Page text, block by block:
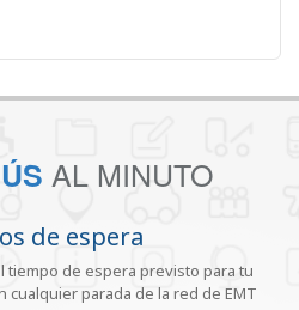
AL MINUTO
de espera
tiempo de espera previsto para tu
cualquier parada de la red de EMT